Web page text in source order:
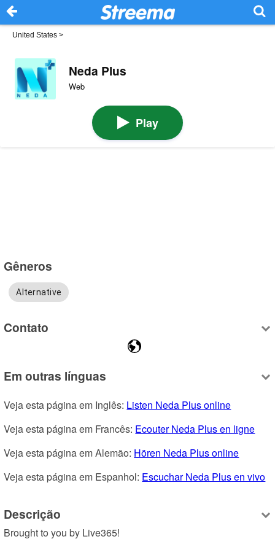
United States >
Neda Plus
Web
Play
Gêneros
Alternative
Contato
Em outras línguas
Veja esta página em Inglês: Listen Neda Plus online
Veja esta página em Francês: Ecouter Neda Plus en ligne
Veja esta página em Alemão: Hören Neda Plus online
Veja esta página em Espanhol: Escuchar Neda Plus en vivo
Descrição
Brought to you by Live365!